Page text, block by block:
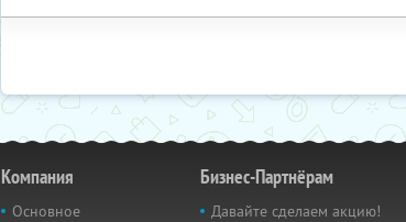
Компания
Основное
Бизнес-Партнёрам
Давайте сделаем акцию!